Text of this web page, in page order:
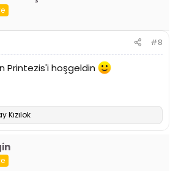
#8
Printezis'i hoşgeldin
Kızılok